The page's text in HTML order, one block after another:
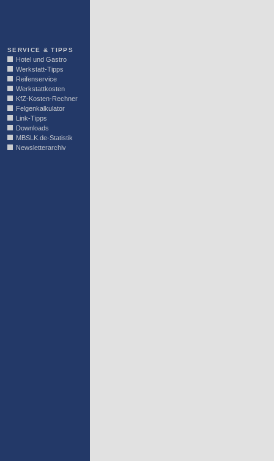
SERVICE & TIPPS
Hotel und Gastro
Werkstatt-Tipps
Reifenservice
Werkstattkosten
KfZ-Kosten-Rechner
Felgenkalkulator
Link-Tipps
Downloads
MBSLK.de-Statistik
Newsletterarchiv